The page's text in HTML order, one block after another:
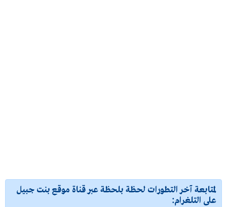
لمتابعة آخر التطورات لحظة بلحظة عبر قناة موقع بنت جبيل
على التلغرام: